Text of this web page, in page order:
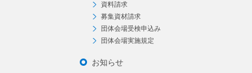
資料請求
募集資材請求
団体会場受検申込み
団体会場実施規定
お知らせ